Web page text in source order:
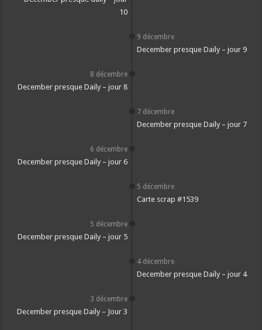
10
9 décembre
December presque Daily – jour 9
8 décembre
December presque Daily – jour 8
7 décembre
December presque Daily – jour 7
6 décembre
December presque Daily – jour 6
5 décembre
Carte scrap #1539
5 décembre
December presque Daily – jour 5
4 décembre
December presque Daily – jour 4
3 décembre
December presque Daily – Jour 3